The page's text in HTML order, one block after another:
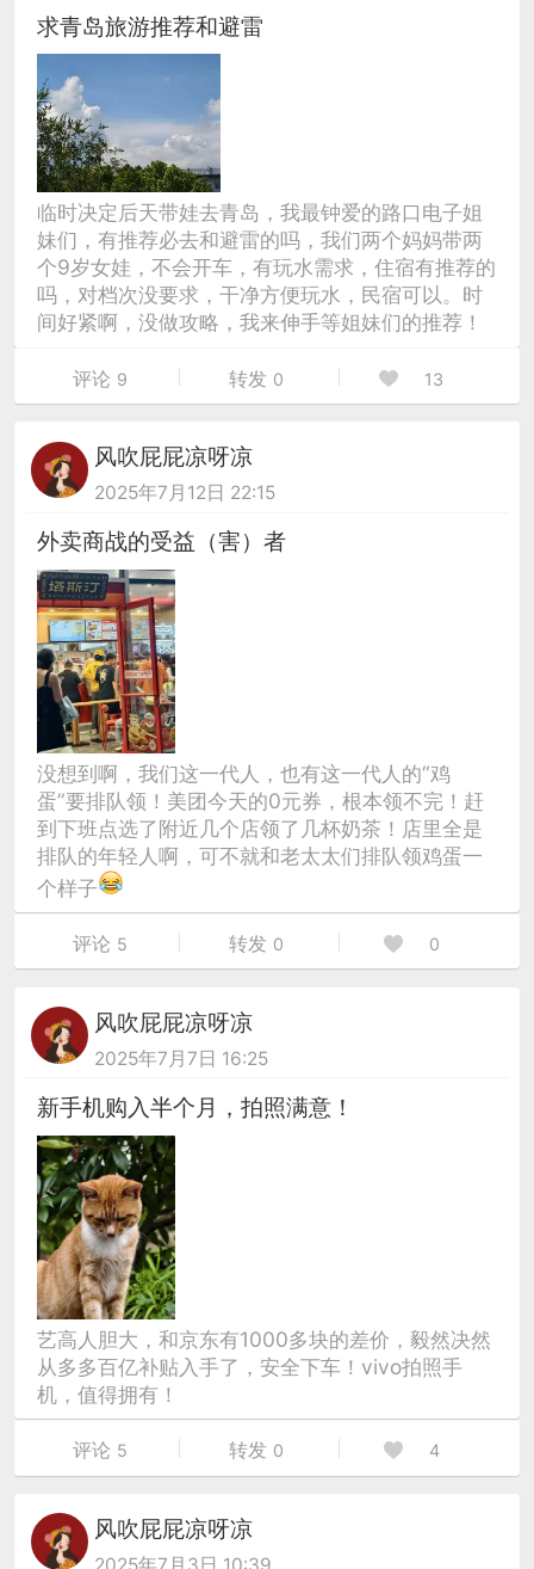
求青岛旅游推荐和避雷
临时决定后天带娃去青岛，我最钟爱的路口电子姐
妹们，有推荐必去和避雷的吗，我们两个妈妈带两
个9岁女娃，不会开车，有玩水需求，住宿有推荐的
吗，对档次没要求，干净方便玩水，民宿可以。时
间好紧啊，没做攻略，我来伸手等姐妹们的推荐！
评论 9 转发 0 13
风吹屁屁凉呀凉
2025年7月12日 22:15
外卖商战的受益（害）者
没想到啊，我们这一代人，也有这一代人的“鸡
蛋”要排队领！美团今天的0元券，根本领不完！赶
到下班点选了附近几个店领了几杯奶茶！店里全是
排队的年轻人啊，可不就和老太太们排队领鸡蛋一
个样子
评论 5 转发 0 0
风吹屁屁凉呀凉
2025年7月7日 16:25
新手机购入半个月，拍照满意！
艺高人胆大，和京东有1000多块的差价，毅然决然
从多多百亿补贴入手了，安全下车！vivo拍照手
机，值得拥有！
评论 5 转发 0 4
风吹屁屁凉呀凉